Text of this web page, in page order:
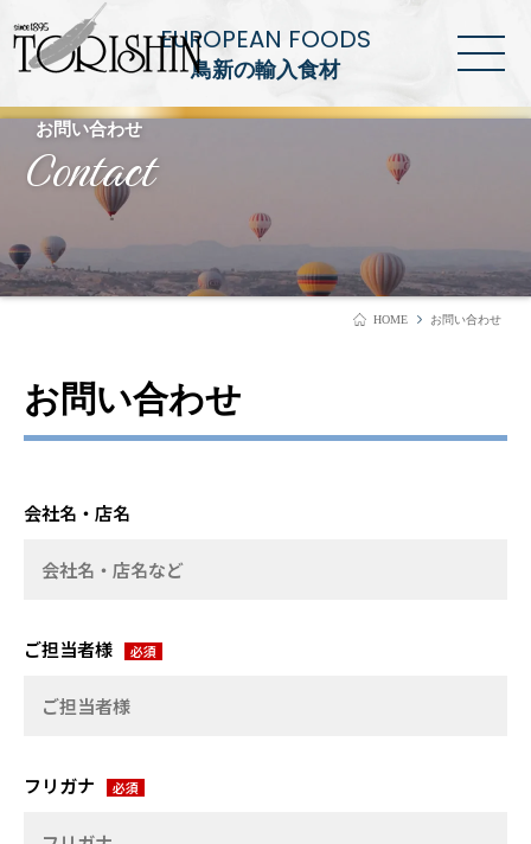
EUROPEAN FOODS
鳥新の輸入食材
お問い合わせ
Contact
HOME お問い合わせ
お問い合わせ
会社名・店名
ご担当者様
フリガナ